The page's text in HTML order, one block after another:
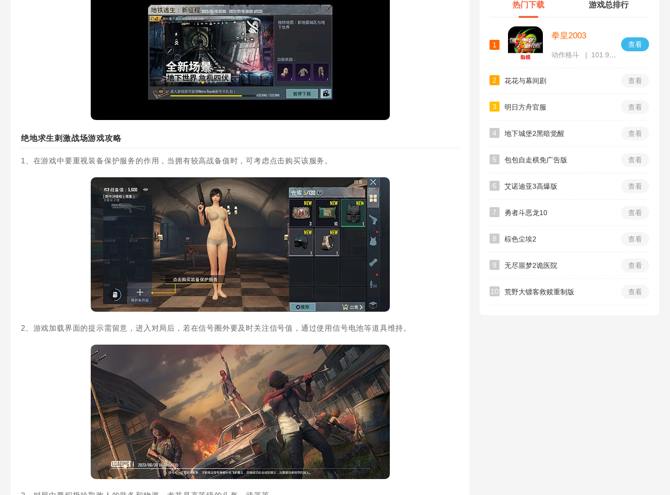
绝地求生刺激战场游戏攻略
1、在游戏中要重视装备保护服务的作用，当拥有较高战备值时，可考虑点击购买该服务。
2、游戏加载界面的提示需留意，进入对局后，若在信号圈外要及时关注信号值，通过使用信号电池等道具维持。
热门下载 游戏总排行
1
拳皇2003
动作格斗 101.91MB
查看
2 花花与幕间剧 查看
3 明日方舟官服 查看
4 地下城堡2黑暗觉醒 查看
5 包包自走棋免广告版 查看
6 艾诺迪亚3高爆版 查看
7 勇者斗恶龙10 查看
8 棕色尘埃2 查看
9 无尽噩梦2诡医院 查看
10 荒野大镖客救赎重制版 查看